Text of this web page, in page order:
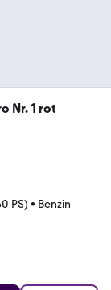
Nr. 1 rot
PS) • Benzin